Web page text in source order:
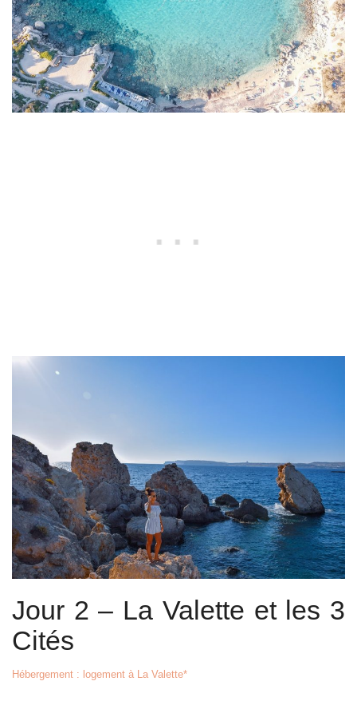
Jour 2 – La Valette et les 3
Cités
Hébergement : logement à La Valette*